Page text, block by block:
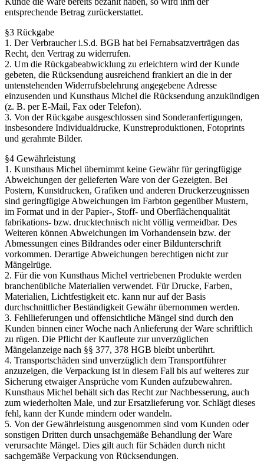
entsprechende Betrag zurückerstattet.
§3 Rückgabe
1. Der Verbraucher i.S.d. BGB hat bei Fernabsatzverträgen das
Recht, den Vertrag zu widerrufen.
2. Um die Rückgabeabwicklung zu erleichtern wird der Kunde
gebeten, die Rücksendung ausreichend frankiert an die in der
untenstehenden Widerrufsbelehrung angegebene Adresse
einzusenden und Kunsthaus Michel die Rücksendung anzukündigen
(z. B. per E-Mail, Fax oder Telefon).
3. Von der Rückgabe ausgeschlossen sind Sonderanfertigungen,
insbesondere Individualdrucke, Kunstreproduktionen, Fotoprints
und gerahmte Bilder.
§4 Gewährleistung
1. Kunsthaus Michel übernimmt keine Gewähr für geringfügige
Abweichungen der gelieferten Ware von der Gezeigten. Bei
Postern, Kunstdrucken, Grafiken und anderen Druckerzeugnissen
sind geringfügige Abweichungen im Farbton gegenüber Mustern,
im Format und in der Papier-, Stoff- und Oberflächenqualität
fabrikations- bzw. drucktechnisch nicht völlig vermeidbar. Des
Weiteren können Abweichungen im Vorhandensein bzw. der
Abmessungen eines Bildrandes oder einer Bildunterschrift
vorkommen. Derartige Abweichungen berechtigen nicht zur
Mängelrüge.
2. Für die von Kunsthaus Michel vertriebenen Produkte werden
branchenübliche Materialien verwendet. Für Drucke, Farben,
Materialien, Lichtfestigkeit etc. kann nur auf der Basis
durchschnittlicher Beständigkeit Gewähr übernommen werden.
3. Fehllieferungen und offensichtliche Mängel sind durch den
Kunden binnen einer Woche nach Anlieferung der Ware schriftlich
zu rügen. Die Pflicht der Kaufleute zur unverzüglichen
Mängelanzeige nach §§ 377, 378 HGB bleibt unberührt.
4. Transportschäden sind unverzüglich dem Transportführer
anzuzeigen, die Verpackung ist in diesem Fall bis auf weiteres zur
Sicherung etwaiger Ansprüche vom Kunden aufzubewahren.
Kunsthaus Michel behält sich das Recht zur Nachbesserung, auch
zum wiederholten Male, und zur Ersatzlieferung vor. Schlägt dieses
fehl, kann der Kunde mindern oder wandeln.
5. Von der Gewährleistung ausgenommen sind vom Kunden oder
sonstigen Dritten durch unsachgemäße Behandlung der Ware
verursachte Mängel. Dies gilt auch für Schäden durch nicht
sachgemäße Verpackung von Rücksendungen.